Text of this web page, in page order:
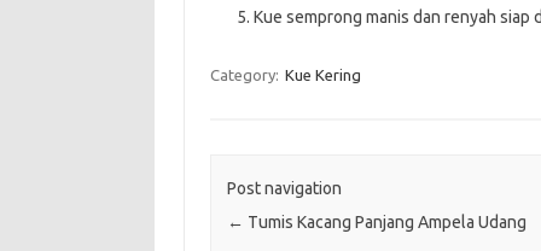
Kue semprong manis dan renyah siap
Category: Kue Kering
Post navigation
← Tumis Kacang Panjang Ampela Udang